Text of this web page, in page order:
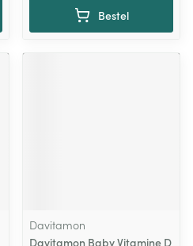
Bestel
Davitamon
Davitamon Baby Vitamine D